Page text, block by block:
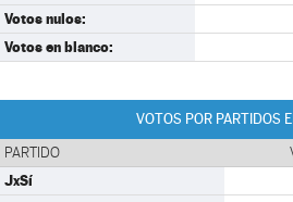
Votos nulos:
Votos en blanco:
VOTOS POR PARTIDOS
PARTIDO
JxSí